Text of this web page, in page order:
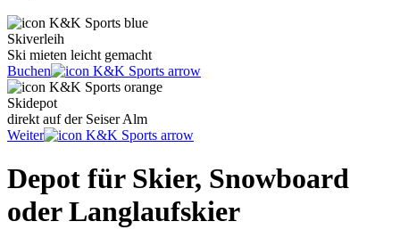
Skiverleih
Ski mieten leicht gemacht
Buchen
Skidepot
direkt auf der Seiser Alm
Weiter
Depot für Skier, Snowboard
oder Langlaufskier